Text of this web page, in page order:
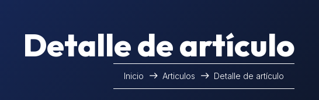
Detalle de artículo
Inicio Articulos Detalle de artículo